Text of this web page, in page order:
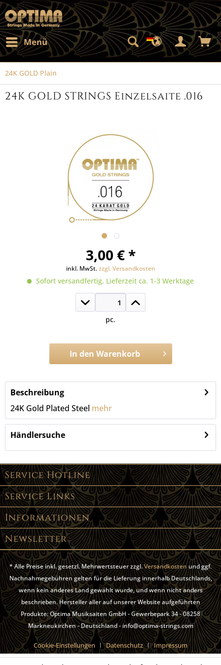
Menü
24K GOLD Plain
24K GOLD STRINGS Einzelsaite .016
3,00 € *
inkl. MwSt.zzgl. Versandkosten
Sofort versandfertig, Lieferzeit ca. 1-3 Werktage
pc.
In den Warenkorb
Artikel-Nr.: GPS016
Beschreibung
24K Gold Plated Steel mehr
Händlersuche
Service Hotline
Service Links
Informationen
Newsletter
* Alle Preise inkl. gesetzl. Mehrwertsteuer zzgl.Versandkostenund ggf.
Nachnahmegebühren gelten für die Lieferung innerhalb Deutschlands,
wenn kein anderes Land gewählt wurde, und wenn nicht anders
beschrieben. Hersteller aller auf unserer Website aufgeführten
Produkte: Optima Musiksaiten GmbH - Gewerbepark 34 - 08258
Markneukirchen - Deutschland - info@optima-strings.com
Cookie-Einstellungen Datenschutz Impressum